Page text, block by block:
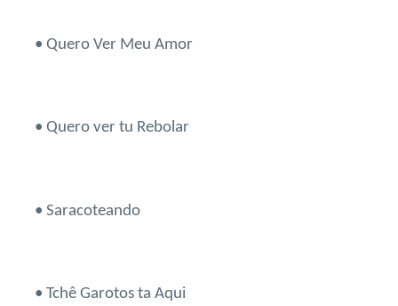
• Quero Ver Meu Amor
• Quero ver tu Rebolar
• Saracoteando
• Tchê Garotos ta Aqui